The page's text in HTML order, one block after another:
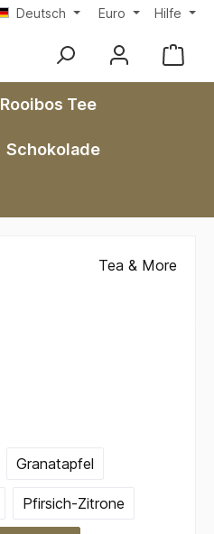
Deutsch Euro Hilfe
Rooibos Tee
Schokolade
Tea & More
Granatapfel
Pfirsich-Zitrone